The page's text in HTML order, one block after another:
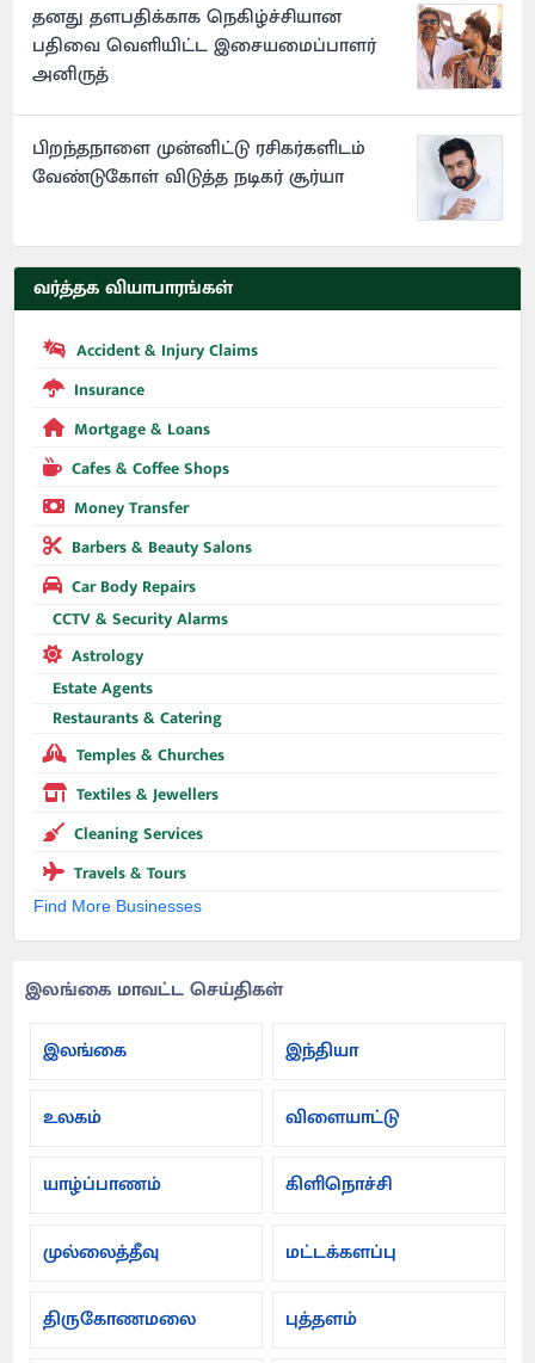
தனது தளபதிக்காக நெகிழ்ச்சியான
பதிவை வெளியிட்ட இசையமைப்பாளர்
அனிருத்
பிறந்தநாளை முன்னிட்டு ரசிகர்களிடம்
வேண்டுகோள் விடுத்த நடிகர் சூர்யா
வர்த்தக வியாபாரங்கள்
Accident & Injury Claims
Insurance
Mortgage & Loans
Cafes & Coffee Shops
Money Transfer
Barbers & Beauty Salons
Car Body Repairs
CCTV & Security Alarms
Astrology
Estate Agents
Restaurants & Catering
Temples & Churches
Textiles & Jewellers
Cleaning Services
Travels & Tours
Find More Businesses
இலங்கை மாவட்ட செய்திகள்
இலங்கை
இந்தியா
உலகம் விளையாட்டு
யாழ்ப்பாணம் கிளிநொச்சி
முல்லைத்தீவு மட்டக்களப்பு
திருகோணமலை புத்தளம்